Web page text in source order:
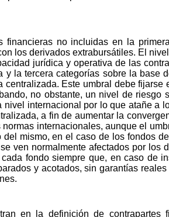
no incluidas en la
los derivados extrabursátiles. El
jurídica y operativa de las
la tercera categorías sobre la base
Este umbral debe fijarse
no obstante, un nivel de riesgo
internacional por lo que atañe a
a fin de aumentar la
internacionales, aunque el
mismo, en el caso de los fondos
ven normalmente afectados por los
fondo siempre que, en caso de
y acotados, sin garantías
en la definición de contrapartes